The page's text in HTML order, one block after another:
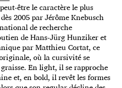
être le caractère le plus
2005 par Jérôme Knebusch
de recherche
de Hans-Jürg Hunziker et
par Matthieu Cortat, ce
où la cursivité se
En light, il se rapproche
et, en bold, il revêt les formes